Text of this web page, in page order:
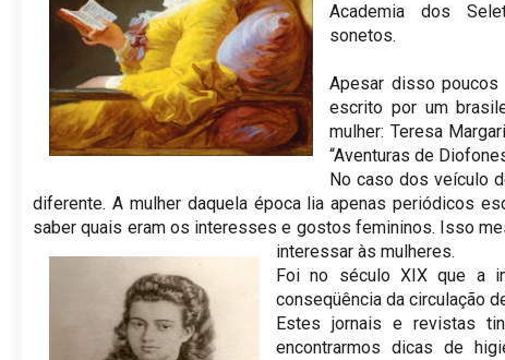
Academia dos
sonetos.
Apesar disso
escrito por um
mulher: Teresa
“Aventuras de
No caso dos veículo
diferente. A mulher daquela época lia apenas periódicos
saber quais eram os interesses e gostos femininos. Isso
interessar às mulheres.
Foi no século XIX que a
conseqüência da circulação
Estes jornais e revistas
encontrarmos dicas de